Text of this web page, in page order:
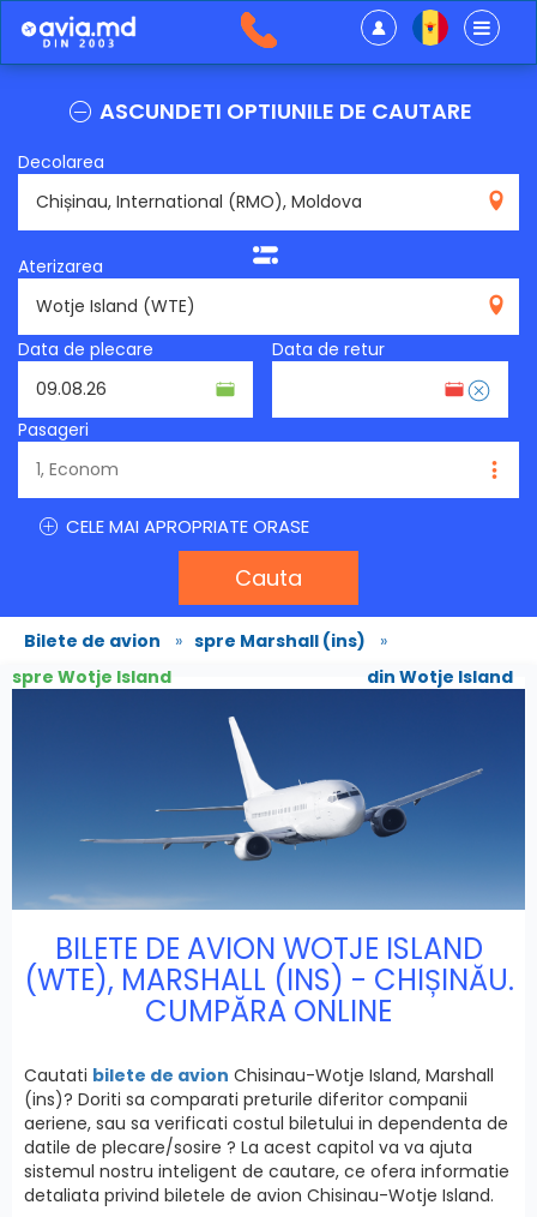
ASCUNDETI OPTIUNILE DE CAUTARE
Decolarea
Aterizarea
Data de plecare
Data de retur
Pasageri
CELE MAI APROPRIATE ORASE
Cauta
Bilete de avion » spre Marshall (ins) »
spre Wotje Island
din Wotje Island
BILETE DE AVION WOTJE ISLAND
(WTE), MARSHALL (INS) - CHIȘINĂU.
CUMPĂRA ONLINE
Cautati bilete de avion Chisinau-Wotje Island, Marshall
(ins)? Doriti sa comparati preturile diferitor companii
aeriene, sau sa verificati costul biletului in dependenta de
datile de plecare/sosire ? La acest capitol va va ajuta
sistemul nostru inteligent de cautare, ce ofera informatie
detaliata privind biletele de avion Chisinau-Wotje Island.